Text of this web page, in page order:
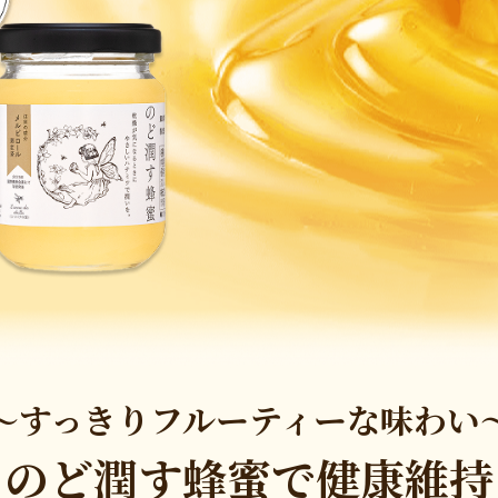
すっきりフルーティーな味わい
のど潤す蜂蜜で健康維持